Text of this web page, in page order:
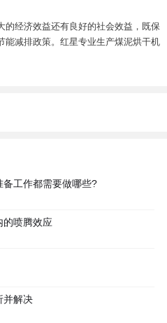
的经济效益还有良好的社会效益，既保
能减排政策。红星专业生产煤泥烘干机
工作都需要做哪些?
的喷腾效应
并解决